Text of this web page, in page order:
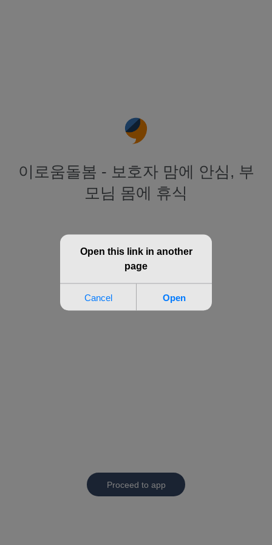
이로움돌봄 - 보호자 맘에 안심, 부
모님 몸에 휴식
Proceed to app